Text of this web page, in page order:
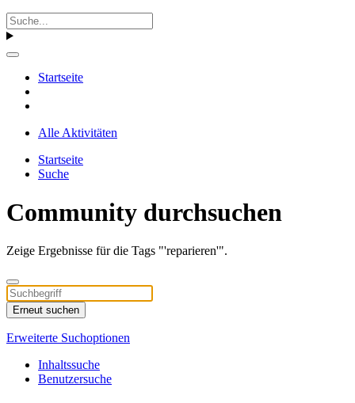
Startseite
Alle Aktivitäten
Startseite
Suche
Community durchsuchen
Zeige Ergebnisse für die Tags "'reparieren'".
Erneut suchen
Erweiterte Suchoptionen
Inhaltssuche
Benutzersuche